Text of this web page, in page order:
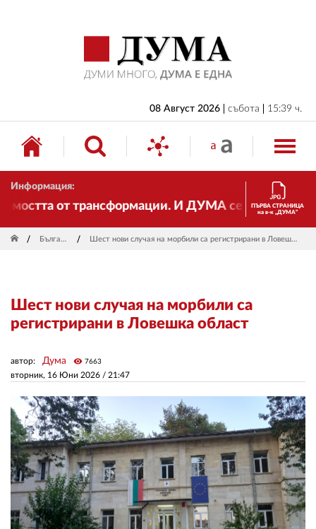
08 Август 2026 събота 15:39 ч.
Информация:
от трансформации. И ДУМА се променя иПЪРВА СТРАНИЦА
на в-к „ДУМА“
България Шест нови случая на морбили са регистрирани в Ловешка област
Шест нови случая на морбили са
регистрирани в Ловешка област
вторник, 16 Юни 2026 / 21:47
автор: Дума visibility 7663
БЪЛГАРИЯ
ИКОНОМИКА
ИЗБОРИ
СВЯТ
ДРУГИ
АВТОРИ
РЕДАКЦИЯ
КОНТАКТИ
РЕКЛАМА
АБОНАМЕНТ
УСЛОВИЯ ЗА ПОЛЗВАНЕ